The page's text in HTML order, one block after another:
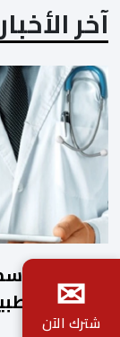
آخر الأخبار
الإطلاق
الوطنية
✉
شترك الآن